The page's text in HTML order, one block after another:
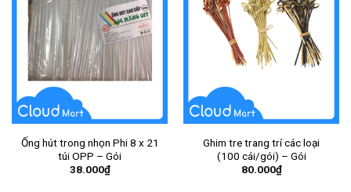
Ống hút trong nhọn Phi 8 x 21
túi OPP – Gói
38.000₫
Ghim tre trang trí các loại
(100 cái/gói) – Gói
80.000₫